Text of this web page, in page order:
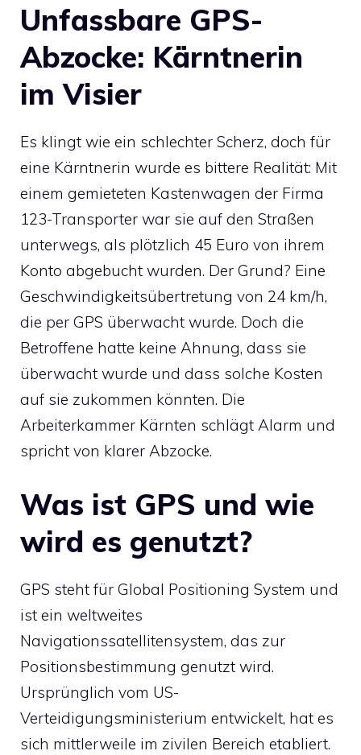
Unfassbare GPS-
Abzocke: Kärntnerin
im Visier
Es klingt wie ein schlechter Scherz, doch für
eine Kärntnerin wurde es bittere Realität: Mit
einem gemieteten Kastenwagen der Firma
123-Transporter war sie auf den Straßen
unterwegs, als plötzlich 45 Euro von ihrem
Konto abgebucht wurden. Der Grund? Eine
Geschwindigkeitsübertretung von 24 km/h,
die per GPS überwacht wurde. Doch die
Betroffene hatte keine Ahnung, dass sie
überwacht wurde und dass solche Kosten
auf sie zukommen könnten. Die
Arbeiterkammer Kärnten schlägt Alarm und
spricht von klarer Abzocke.
Was ist GPS und wie
wird es genutzt?
GPS steht für Global Positioning System und
ist ein weltweites
Navigationssatellitensystem, das zur
Positionsbestimmung genutzt wird.
Ursprünglich vom US-
Verteidigungsministerium entwickelt, hat es
sich mittlerweile im zivilen Bereich etabliert.